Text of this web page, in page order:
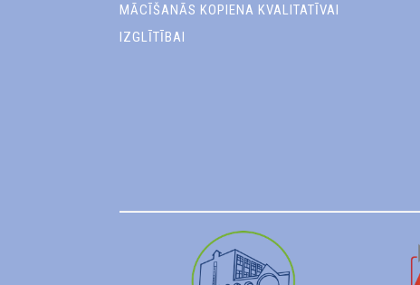
MĀCĪŠANĀS KOPIENA KVALITATĪVAI
IZGLĪTĪBAI